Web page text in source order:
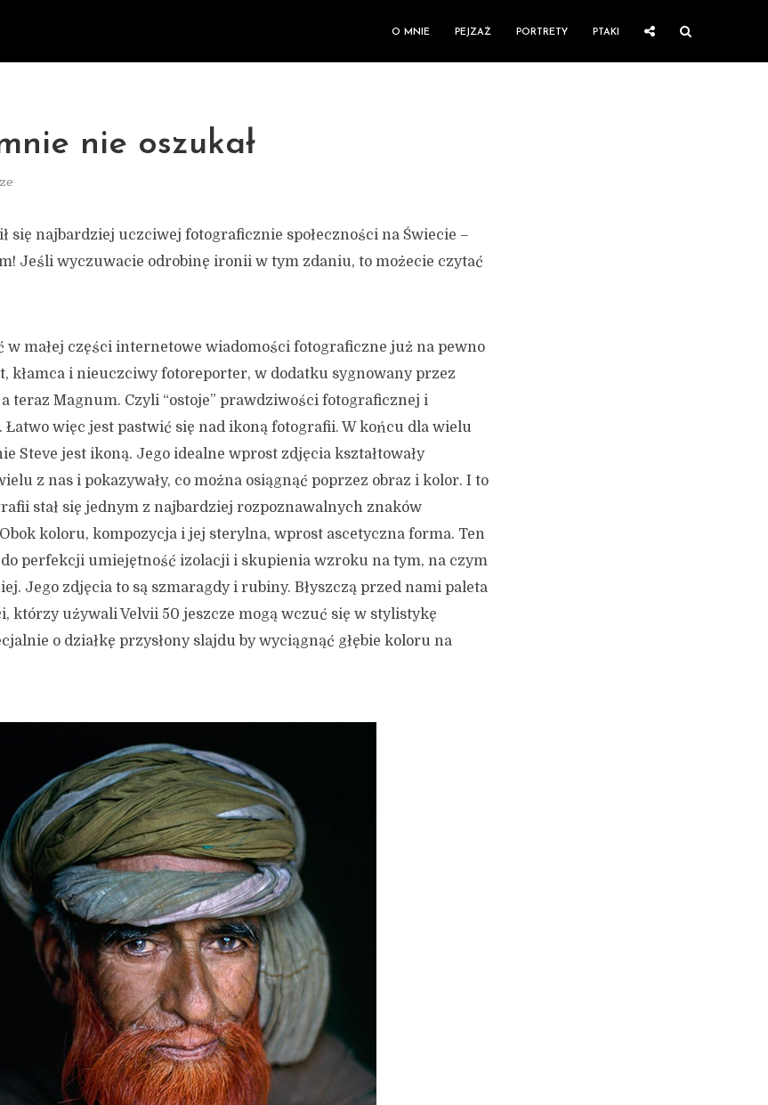
O MNIE PEJZAŻ PORTRETY PTAKI
nie oszukał
się najbardziej uczciwej fotograficznie społeczności na Świecie –
Jeśli wyczuwacie odrobinę ironii w tym zdaniu, to możecie czytać
w małej części internetowe wiadomości fotograficzne już na pewno
kłamca i nieuczciwy fotoreporter, w dodatku sygnowany przez
teraz Magnum. Czyli “ostoje” prawdziwości fotograficznej i
więc jest pastwić się nad ikoną fotografii. W końcu dla wielu
Steve jest ikoną. Jego idealne wprost zdjęcia kształtowały
z nas i pokazywały, co można osiągnąć poprzez obraz i kolor. I to
stał się jednym z najbardziej rozpoznawalnych znaków
koloru, kompozycja i jej sterylna, wprost ascetyczna forma. Ten
perfekcji umiejętność izolacji i skupienia wzroku na tym, na czym
Jego zdjęcia to są szmaragdy i rubiny. Błyszczą przed nami paleta
którzy używali Velvii 50 jeszcze mogą wczuć się w stylistykę
o działkę przysłony slajdu by wyciągnąć głębie koloru na